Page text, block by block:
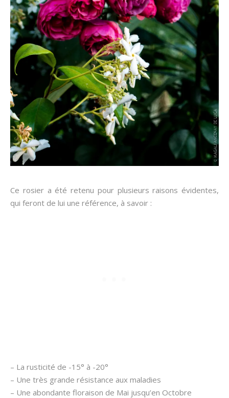
Ce rosier a été retenu pour plusieurs raisons évidentes,
qui feront de lui une référence, à savoir :
– La rusticité de -15° à -20°
– Une très grande résistance aux maladies
– Une abondante floraison de Mai jusqu’en Octobre